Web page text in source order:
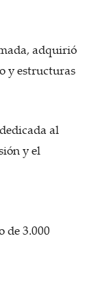
adquirió
y estructuras
al
y el
de 3.000